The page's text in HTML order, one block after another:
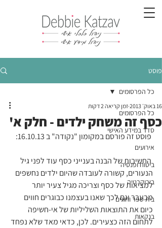
פוסט
כל הפרסומים
סדר במידע האישי
אירועים
ביטוח ופנסיה
בירוקרטיה
בית ספר וחוגים
בנקאות
כל הפרסומים
כסף זה משחק ילדים - חלק א'
16 באוק׳ 2013 זמן קריאה 2 דקות
החשיבות של הבנה בענייני כסף עוד לפני גיל
הנעורים, קשורה לעובדה שהיום ילדים נחשפים
למציאות של כסף וצריכה מגיל צעיר יותר
מבעבר וגם לכך שאנו בעצמנו כבוגרים חווים
כיום את התוצאות השליליות של אי-חשיפה
לתחום הזה כצעירים. לכן, כדאי מאד שלא נפחד